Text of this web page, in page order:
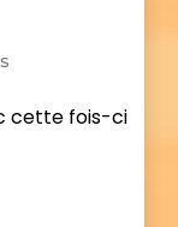
cette fois-ci